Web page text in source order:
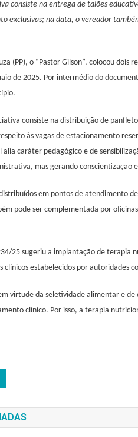
Moral:
Parlamentar
Ação
De
Vagas
Com
E
TEA
consiste na entrega de talões
exclusivas; na data, o vereador
(PP), o “Pastor Gilson”, colocou
de 2025. Por intermédio do
consiste na distribuição de
às vagas de estacionamento
caráter pedagógico e de
mas gerando conscientização
em pontos de atendimento
pode ser complementada por
25 sugeriu a implantação de terapia
estabelecidos por autoridades
virtude da seletividade alimentar e
clínico. Por isso, a terapia